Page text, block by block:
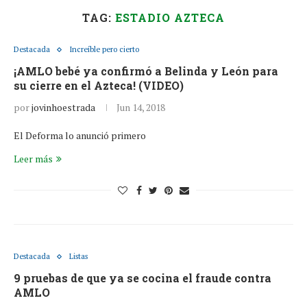
TAG: ESTADIO AZTECA
Destacada Increíble pero cierto
¡AMLO bebé ya confirmó a Belinda y León para
su cierre en el Azteca! (VIDEO)
porjovinhoestrada Jun 14, 2018
El Deforma lo anunció primero
Leer más
Destacada Listas
9 pruebas de que ya se cocina el fraude contra
AMLO